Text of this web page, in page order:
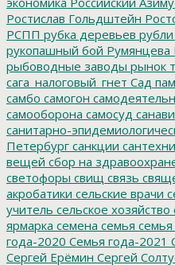
Ростислав Гольдштейн
РСПП рубка деревьев рубли
рукопашный бой Румянцева
рыбоводные заводы рынок
сага_налоговый_гнет Сад
самбо самогон
самооборона самосуд
санитарно-
Петербург санкции
вещей сбор на
светофоры свищ связь
акробатики сельские врачи
учитель сельское хозяйство
ярмарка семена семья семья
года-2020 Семья года-2021
Сергей Ерёмин Сергей